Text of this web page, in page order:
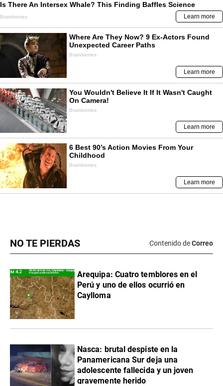
NO TE PIERDAS Contenido deCorreo
Arequipa: Cuatro temblores en el
Perú y uno de ellos ocurrió en
Caylloma
Nasca: brutal despiste en la
Panamericana Sur deja una
adolescente fallecida y un joven
gravemente herido